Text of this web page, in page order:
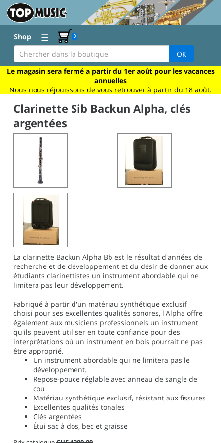
Shop ☰ 0
OK
Le magasin sera fermé a partir du 1er août pour les vacances
annuelles
Nous nous réjouissons de vous retrouver à partir du 18 août.
Clarinette Sib Backun Alpha, clés
argentées
La clarinette Backun Alpha Bb est le résultat d'années de
recherche et de développement et du désir de donner aux
étudiants clarinettistes un instrument abordable qui ne
limitera pas leur développement.
Fabriqué à partir d'un matériau synthétique exclusif
choisi pour ses excellentes qualités sonores, l'Alpha offre
également aux musiciens professionnels un instrument
qu'ils peuvent utiliser en toute confiance pour des
interprétations où un instrument en bois pourrait ne pas
être approprié.
Un instrument abordable qui ne limitera pas le
développement.
Repose-pouce réglable avec anneau de sangle de
cou
Matériau synthétique exclusif, résistant aux fissures
Excellentes qualités tonales
Clés argentées
Étui sac à dos, bec et graisse